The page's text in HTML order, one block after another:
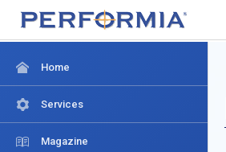
Home
Services
Magazine